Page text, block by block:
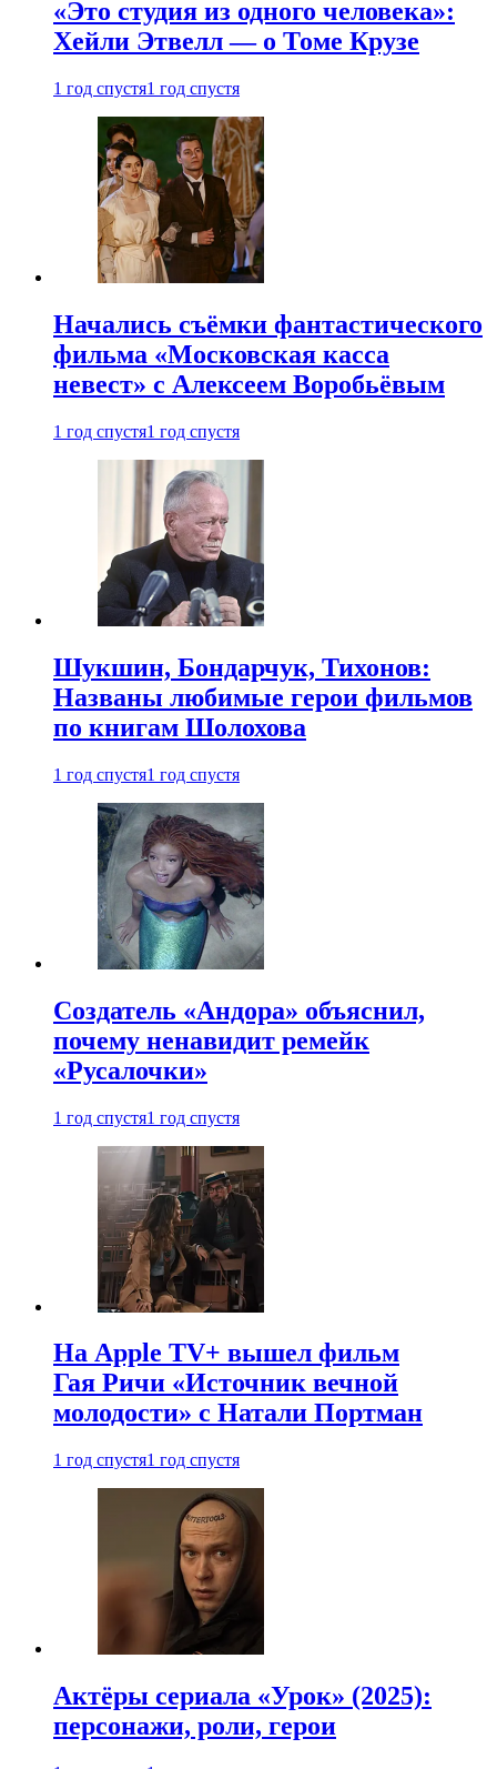
«Это студия из одного человека»:
Хейли Этвелл — о Томе Крузе
1 год спустя1 год спустя
Начались съёмки фантастического
фильма «Московская касса
невест» с Алексеем Воробьёвым
1 год спустя1 год спустя
Шукшин, Бондарчук, Тихонов:
Названы любимые герои фильмов
по книгам Шолохова
1 год спустя1 год спустя
Создатель «Андора» объяснил,
почему ненавидит ремейк
«Русалочки»
1 год спустя1 год спустя
На Apple TV+ вышел фильм
Гая Ричи «Источник вечной
молодости» с Натали Портман
1 год спустя1 год спустя
Актёры сериала «Урок» (2025):
персонажи, роли, герои